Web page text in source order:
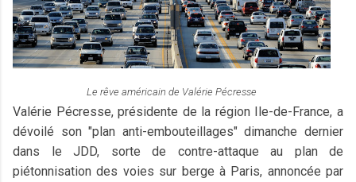
Le rêve américain de Valérie Pécresse
Valérie Pécresse, présidente de la région Ile-de-France, a
dévoilé son "plan anti-embouteillages" dimanche dernier
dans le JDD, sorte de contre-attaque au plan de
piétonnisation des voies sur berge à Paris, annoncée par